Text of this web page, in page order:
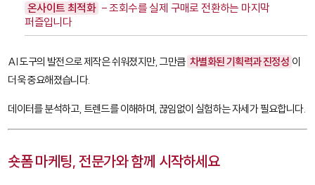
온사이트 최적화 - 조회수를 실제 구매로 전환하는 마지막
퍼즐입니다
AI 도구의 발전으로 제작은 쉬워졌지만, 그만큼 차별화된 기획력과 진정성 이
더욱 중요해졌습니다.
데이터를 분석하고, 트렌드를 이해하며, 끊임없이 실험하는 자세가 필요합니다.
숏폼 마케팅, 전문가와 함께 시작하세요